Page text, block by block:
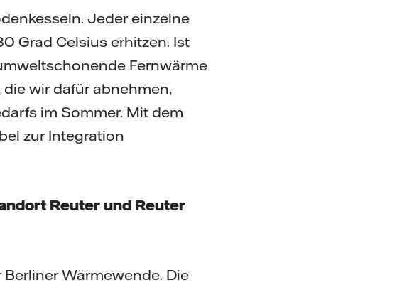
Jeder einzelne
Grad Celsius erhitzen. Ist
Fernwärme
wir dafür abnehmen,
im Sommer. Mit dem
zur Integration
Reuter und Reuter
Wärmewende. Die